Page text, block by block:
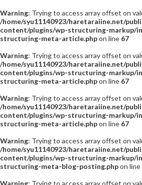
Warning: Trying to access array offset on
/home/syu11140923/haretaraiine.net/
content/plugins/wp-structuring-markup/
structuring-meta-article.phpon line 67
Warning: Trying to access array offset on
/home/syu11140923/haretaraiine.net/
content/plugins/wp-structuring-markup/
structuring-meta-article.phpon line 67
Warning: Trying to access array offset on
/home/syu11140923/haretaraiine.net/
content/plugins/wp-structuring-markup/
structuring-meta-article.phpon line 67
Warning: Trying to access array offset on
/home/syu11140923/haretaraiine.net/
content/plugins/wp-structuring-markup/
structuring-meta-blog-posting.phpon line
Warning: Trying to access array offset on